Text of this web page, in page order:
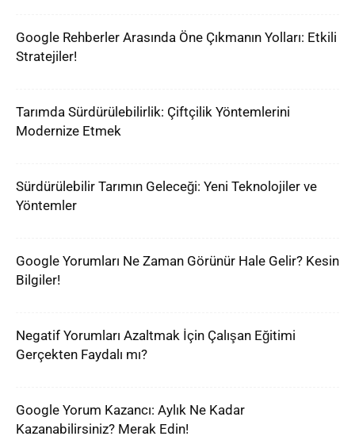
Google Rehberler Arasında Öne Çıkmanın Yolları: Etkili
Stratejiler!
Tarımda Sürdürülebilirlik: Çiftçilik Yöntemlerini
Modernize Etmek
Sürdürülebilir Tarımın Geleceği: Yeni Teknolojiler ve
Yöntemler
Google Yorumları Ne Zaman Görünür Hale Gelir? Kesin
Bilgiler!
Negatif Yorumları Azaltmak İçin Çalışan Eğitimi
Gerçekten Faydalı mı?
Google Yorum Kazancı: Aylık Ne Kadar
Kazanabilirsiniz? Merak Edin!